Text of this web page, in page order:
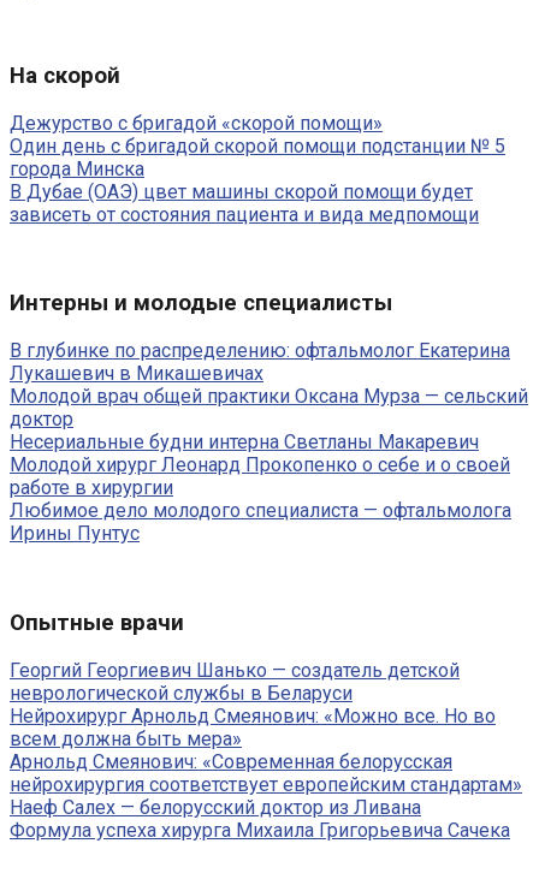
На скорой
Дежурство с бригадой «скорой помощи»
Один день с бригадой скорой помощи подстанции № 5
города Минска
В Дубае (ОАЭ) цвет машины скорой помощи будет
зависеть от состояния пациента и вида медпомощи
Интерны и молодые специалисты
В глубинке по распределению: офтальмолог Екатерина
Лукашевич в Микашевичах
Молодой врач общей практики Оксана Мурза — сельский
доктор
Несериальные будни интерна Светланы Макаревич
Молодой хирург Леонард Прокопенко о себе и о своей
работе в хирургии
Любимое дело молодого специалиста — офтальмолога
Ирины Пунтус
Опытные врачи
Георгий Георгиевич Шанько — создатель детской
неврологической службы в Беларуси
Нейрохирург Арнольд Смеянович: «Можно все. Но во
всем должна быть мера»
Арнольд Смеянович: «Современная белорусская
нейрохирургия соответствует европейским стандартам»
Наеф Салех — белорусский доктор из Ливана
Формула успеха хирурга Михаила Григорьевича Сачека